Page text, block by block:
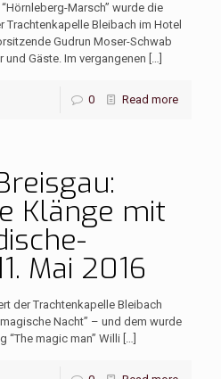
Marsch” wurde die
Bleibach im Hotel
Gudrun Moser-Schwab
Gäste. Im vergangenen […]
0 Read more
Klänge mit
Mai 2016
der Trachtenkapelle Bleibach
Nacht” – und dem wurde
“The magic man” Willi […]